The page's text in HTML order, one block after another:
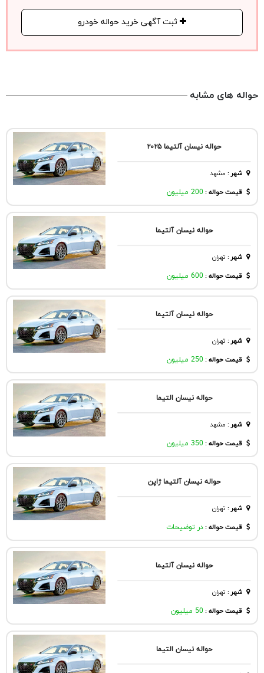
ثبت آگهی خرید حواله خودرو
حواله های مشابه
حواله نیسان آلتیما ۲۰۲۵
شهر: مشهد
قیمت حواله : 200 میلیون
حواله نیسان آلتیما
شهر: تهران
قیمت حواله : 600 میلیون
حواله نیسان آلتیما
شهر: تهران
قیمت حواله : 250 میلیون
حواله نیسان التیما
شهر: مشهد
قیمت حواله : 350 میلیون
حواله نیسان آلتیما ژاپن
شهر: تهران
قیمت حواله :در توضیحات
حواله نیسان آلتیما
شهر: تهران
قیمت حواله : 50 میلیون
حواله نیسان التیما